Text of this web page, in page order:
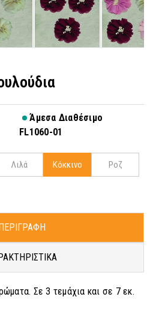
Άμεσα Διαθέσιμο
FL1060-01
Λιλά Kόκκινο Ροζ
Σε 3 τεμάχια και σε 7 εκ.